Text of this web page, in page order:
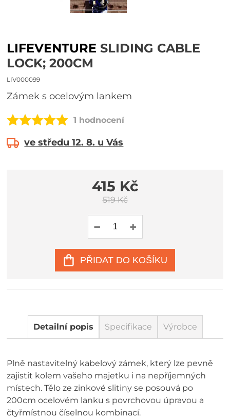
LIFEVENTURE SLIDING CABLE
LOCK; 200CM
LIV000099
zámek s ocelovým lankem
1 hodnocení
ve středu 12. 8. u Vás
415 Kč
519 Kč
PŘIDAT DO KOŠÍKU
Detailní popis Specifikace Výrobce
Plně nastavitelný kabelový zámek, který lze pevně
zajistit kolem vašeho majetku i na nepříjemných
místech. Tělo ze zinkové slitiny se posouvá po
200cm ocelovém lanku s povrchovou úpravou a
čtyřmístnou číselnou kombinací.